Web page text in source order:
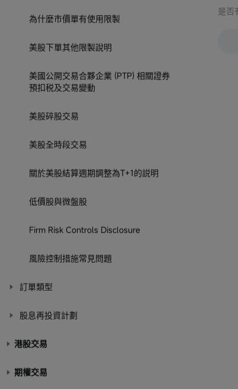
為什麼市價單有使用限製
美股下單其他限製說明
美國公開交易合夥企業 (PTP) 相關證券
預扣税及交易變動
美股碎股交易
美股全時段交易
關於美股結算週期調整為T+1的説明
低價股與微盤股
Firm Risk Controls Disclosure
風險控制措施常見問題
訂單類型
股息再投資計劃
港股交易
期權交易
是否